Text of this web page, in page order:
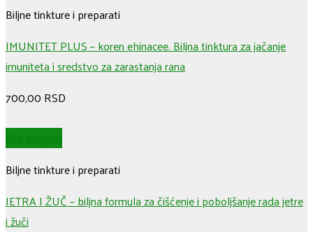
Biljne tinkture i preparati
IMUNITET PLUS – koren ehinacee. Biljna tinktura za jačanje
imuniteta i sredstvo za zarastanja rana
700,00 RSD
Biljne tinkture i preparati
JETRA I ŽUČ – biljna formula za čišćenje i poboljšanje rada jetre
i žuči